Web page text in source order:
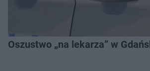
Oszustwo „na lekarza” w